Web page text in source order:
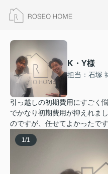
K・Y様
担当：石塚
引っ越しの初期費用にすごく
でかなり初期費用が抑えれま
のですが、任せてよかったです
1 /1